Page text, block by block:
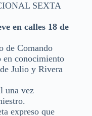
SEXTA
en calles 18 de
de Comando
en conocimiento
Julio y Rivera
una vez
expreso que